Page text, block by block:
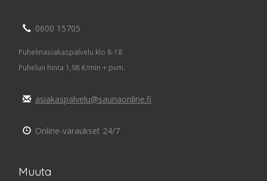
0600 15705
Puhelinasiakaspalvelu klo 8-18
Puhelun hinta 1,98 €/min + pvm.
asiakaspalvelu@saunaonline.fi
Online-varaukset 24/7
Muuta